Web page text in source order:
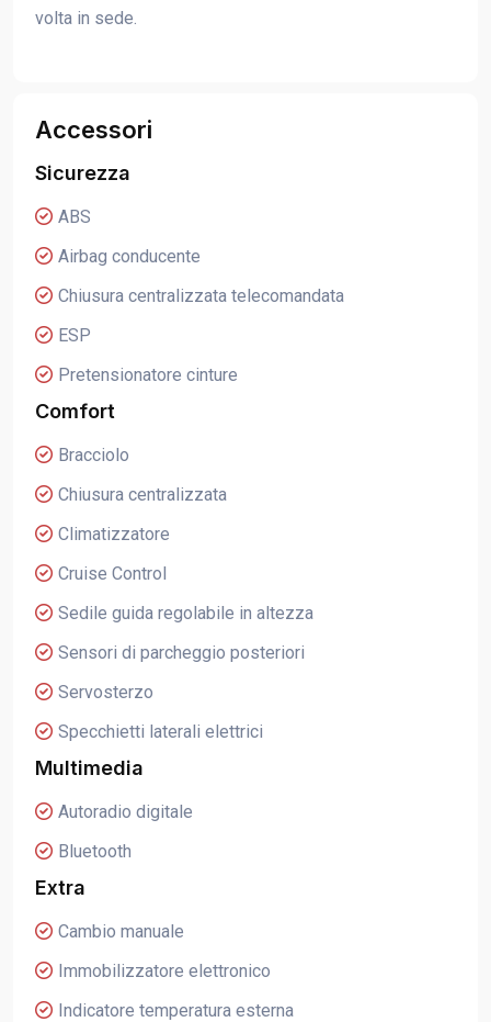
volta in sede.
Accessori
Sicurezza
ABS
Airbag conducente
Chiusura centralizzata telecomandata
ESP
Pretensionatore cinture
Comfort
Bracciolo
Chiusura centralizzata
Climatizzatore
Cruise Control
Sedile guida regolabile in altezza
Sensori di parcheggio posteriori
Servosterzo
Specchietti laterali elettrici
Multimedia
Autoradio digitale
Bluetooth
Extra
Cambio manuale
Immobilizzatore elettronico
Indicatore temperatura esterna